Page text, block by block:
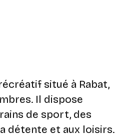
situé à Rabat,
Il dispose
de sport, des
détente et aux loisirs.